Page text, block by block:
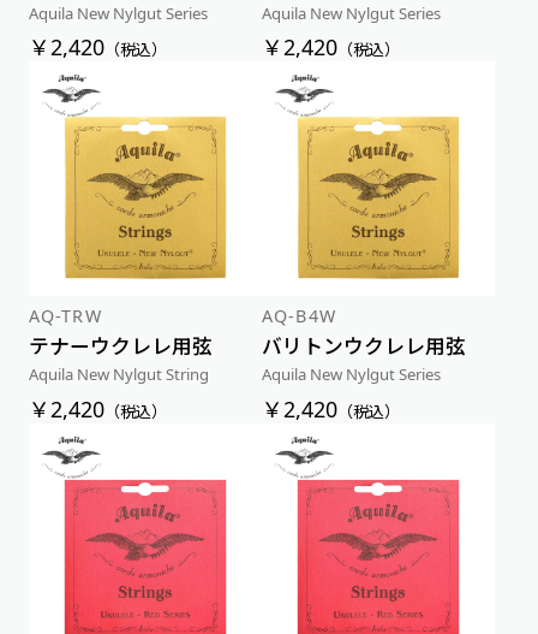
Aquila New Nylgut Series
￥2,420（税込）
Aquila New Nylgut Series
￥2,420 （税込）
AQ-TRW
テナーウクレレ用弦
Aquila New Nylgut String
￥2,420（税込）
AQ-B4W
バリトンウクレレ用弦
Aquila New Nylgut Series
￥2,420 （税込）